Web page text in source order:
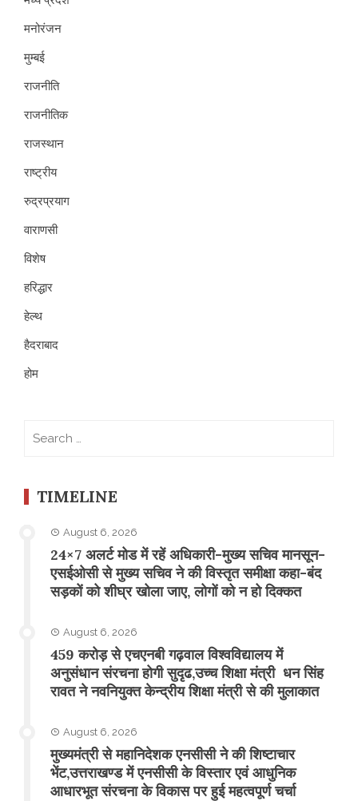
मनोरंजन
मुम्बई
राजनीति
राजनीतिक
राजस्थान
राष्ट्रीय
रुद्रप्रयाग
वाराणसी
विशेष
हरिद्धार
हेल्थ
हैदराबाद
होम
TIMELINE
August 6, 2026
24×7 अलर्ट मोड में रहें अधिकारी-मुख्य सचिव मानसून-
एसईओसी से मुख्य सचिव ने की विस्तृत समीक्षा कहा-बंद
सड़कों को शीघ्र खोला जाए, लोगों को न हो दिक्कत
August 6, 2026
459 करोड़ से एचएनबी गढ़वाल विश्वविद्यालय में
अनुसंधान संरचना होगी सुदृढ,उच्च शिक्षा मंत्री धन सिंह
रावत ने नवनियुक्त केन्द्रीय शिक्षा मंत्री से की मुलाकात
August 6, 2026
मुख्यमंत्री से महानिदेशक एनसीसी ने की शिष्टाचार
भेंट,उत्तराखण्ड में एनसीसी के विस्तार एवं आधुनिक
आधारभूत संरचना के विकास पर हुई महत्वपूर्ण चर्चा